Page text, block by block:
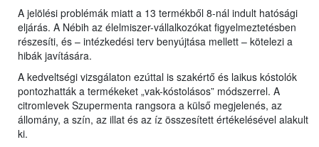
A jelölési problémák miatt a 13 termékből 8-nál indult hatósági
eljárás. A Nébih az élelmiszer-vállalkozókat figyelmeztetésben
részesíti, és – intézkedési terv benyújtása mellett – kötelezi a
hibák javítására.
A kedveltségi vizsgálaton ezúttal is szakértő és laikus kóstolók
pontozhatták a termékeket „vak-kóstolásos” módszerrel. A
citromlevek Szupermenta rangsora a külső megjelenés, az
állomány, a szín, az illat és az íz összesített értékelésével alakult
ki.